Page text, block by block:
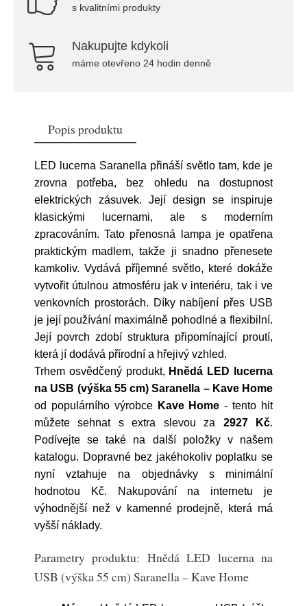
s kvalitními produkty
Nakupujte kdykoli
máme otevřeno 24 hodin denně
Popis produktu
LED lucerna Saranella přináší světlo tam, kde je
zrovna potřeba, bez ohledu na dostupnost
elektrických zásuvek. Její design se inspiruje
klasickými lucernami, ale s moderním
zpracováním. Tato přenosná lampa je opatřena
praktickým madlem, takže ji snadno přenesete
kamkoliv. Vydává příjemné světlo, které dokáže
vytvořit útulnou atmosféru jak v interiéru, tak i ve
venkovních prostorách. Díky nabíjení přes USB
je její používání maximálně pohodlné a flexibilní.
Její povrch zdobí struktura připomínající proutí,
která jí dodává přírodní a hřejivý vzhled.
Trhem osvědčený produkt, Hnědá LED lucerna
na USB (výška 55 cm) Saranella – Kave Home
od populárního výrobce Kave Home - tento hit
můžete sehnat s extra slevou za 2927 Kč.
Podívejte se také na další položky v našem
katalogu. Dopravné bez jakéhokoliv poplatku se
nyní vztahuje na objednávky s minimální
hodnotou Kč. Nakupování na internetu je
výhodnější než v kamenné prodejně, která má
vyšší náklady.
Parametry produktu: Hnědá LED lucerna na
USB (výška 55 cm) Saranella – Kave Home